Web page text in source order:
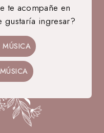
19
MIN
33
te acompañe en
ingresar?
MÚSICA